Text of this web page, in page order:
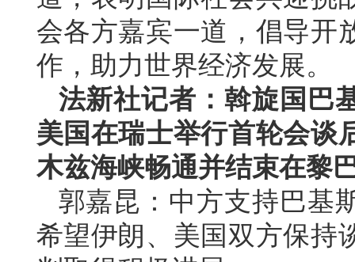
会各方嘉宾一道，倡导开
作，助力世界经济发展。
法新社记者：斡旋国巴
美国在瑞士举行首轮会谈
木兹海峡畅通并结束在黎
郭嘉昆：中方支持巴基
希望伊朗、美国双方保持